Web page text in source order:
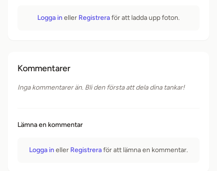
Logga in eller Registreraför att ladda upp foton.
Kommentarer
Inga kommentarer än. Bli den första att dela dina tankar!
Lämna en kommentar
Logga in eller Registreraför att lämna en kommentar.